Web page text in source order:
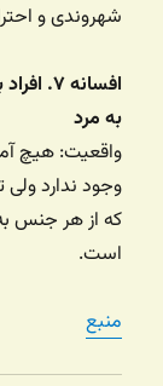
شهروندی و
افسانه
به مرد
واقعیت: هیچ
وجود ندارد
که از هر جنس
است.
منبع